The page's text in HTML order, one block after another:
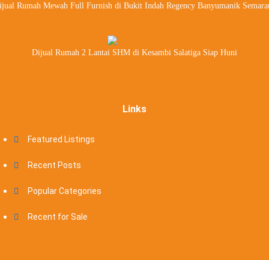
Rumah Mewah Full Furnish di Bukit Indah Regency Banyumanik
Dijual Rumah 2 Lantai SHM di Kesambi Salatiga Siap Huni
Links
Featured Listings
Recent Posts
Popular Categories
Recent for Sale